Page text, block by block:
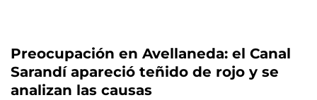
Preocupación en Avellaneda: el Canal
Sarandí apareció teñido de rojo y se
analizan las causas